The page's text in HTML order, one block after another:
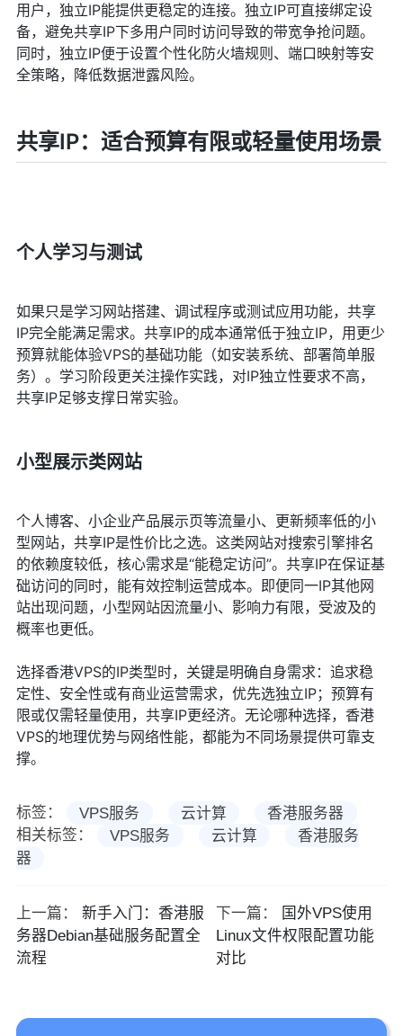
用户，独立IP能提供更稳定的连接。独立IP可直接绑定设
备，避免共享IP下多用户同时访问导致的带宽争抢问题。
同时，独立IP便于设置个性化防火墙规则、端口映射等安
全策略，降低数据泄露风险。
共享IP：适合预算有限或轻量使用场景
个人学习与测试
如果只是学习网站搭建、调试程序或测试应用功能，共享
IP完全能满足需求。共享IP的成本通常低于独立IP，用更少
预算就能体验VPS的基础功能（如安装系统、部署简单服
务）。学习阶段更关注操作实践，对IP独立性要求不高，
共享IP足够支撑日常实验。
小型展示类网站
个人博客、小企业产品展示页等流量小、更新频率低的小
型网站，共享IP是性价比之选。这类网站对搜索引擎排名
的依赖度较低，核心需求是“能稳定访问”。共享IP在保证基
础访问的同时，能有效控制运营成本。即便同一IP其他网
站出现问题，小型网站因流量小、影响力有限，受波及的
概率也更低。
选择香港VPS的IP类型时，关键是明确自身需求：追求稳
定性、安全性或有商业运营需求，优先选独立IP；预算有
限或仅需轻量使用，共享IP更经济。无论哪种选择，香港
VPS的地理优势与网络性能，都能为不同场景提供可靠支
撑。
标签： VPS服务 云计算
香港服务器
相关标签：
VPS服务 云计算
香港服务
器
上一篇：
新手入门：香港服
务器Debian基础服务配置全
流程
下一篇：
国外VPS使用
Linux文件权限配置功能
对比